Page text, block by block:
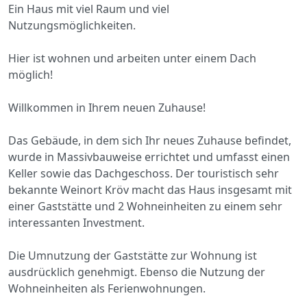
Ein Haus mit viel Raum und viel
Nutzungsmöglichkeiten.
Hier ist wohnen und arbeiten unter einem Dach
möglich!
Willkommen in Ihrem neuen Zuhause!
Das Gebäude, in dem sich Ihr neues Zuhause befindet,
wurde in Massivbauweise errichtet und umfasst einen
Keller sowie das Dachgeschoss. Der touristisch sehr
bekannte Weinort Kröv macht das Haus insgesamt mit
einer Gaststätte und 2 Wohneinheiten zu einem sehr
interessanten Investment.
Die Umnutzung der Gaststätte zur Wohnung ist
ausdrücklich genehmigt. Ebenso die Nutzung der
Wohneinheiten als Ferienwohnungen.